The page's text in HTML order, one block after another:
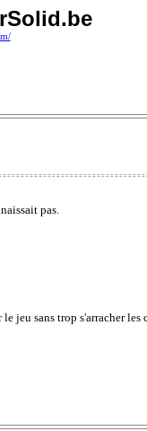
pas.
jeu sans trop s'arracher